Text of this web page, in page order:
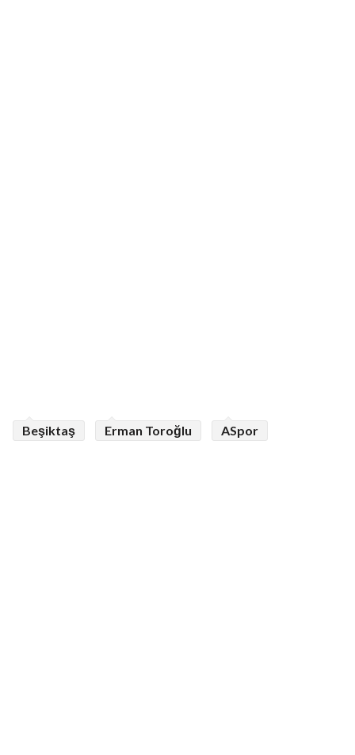
Beşiktaş Erman Toroğlu ASpor